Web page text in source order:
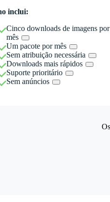
inclui:
Cinco downloads de imagens por
mês
Um pacote por mês
Sem atribuição necessária
Downloads mais rápidos
Suporte prioritário
Sem anúncios